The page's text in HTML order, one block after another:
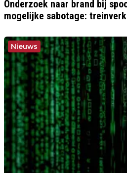
Onderzoek naar brand bij
mogelijke sabotage:
Nieuws